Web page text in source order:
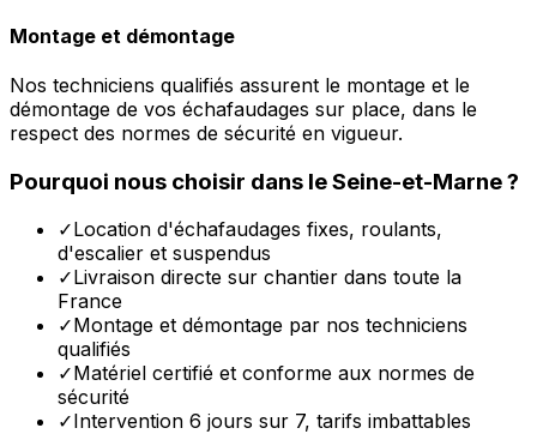
Montage et démontage
Nos techniciens qualifiés assurent le montage et le
démontage de vos échafaudages sur place, dans le
respect des normes de sécurité en vigueur.
Pourquoi nous choisir dans leSeine-et-Marne?
✓Location d'échafaudages fixes, roulants,
d'escalier et suspendus
✓Livraison directe sur chantier dans toute la
France
✓Montage et démontage par nos techniciens
qualifiés
✓Matériel certifié et conforme aux normes de
sécurité
✓Intervention 6 jours sur 7, tarifs imbattables